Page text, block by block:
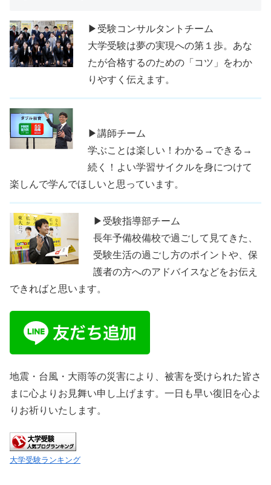
▶受験コンサルタントチーム
大学受験は夢の実現への第１歩。あな
たが合格するのための「コツ」をわか
りやすく伝えます。
▶講師チーム
学ぶことは楽しい！わかる→できる→
続く！よい学習サイクルを身につけて
楽しんで学んでほしいと思っています。
▶受験指導部チーム
長年予備校備校で過ごして見てきた、
受験生活の過ごし方のポイントや、保
護者の方へのアドバイスなどをお伝え
できればと思います。
地震・台風・大雨等の災害により、被害を受けられた皆さ
まに心よりお見舞い申し上げます。一日も早い復旧を心よ
りお祈りいたします。
大学受験ランキング